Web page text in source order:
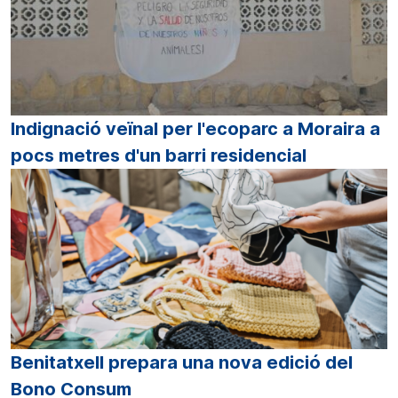
Indignació veïnal per l'ecoparc a Moraira a
pocs metres d'un barri residencial
Benitatxell prepara una nova edició del
Bono Consum